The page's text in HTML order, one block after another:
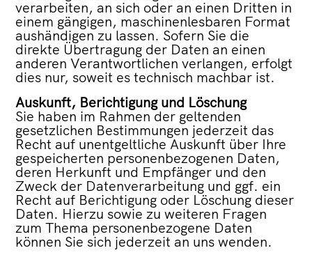
verarbeiten, an sich oder an einen Dritten in
einem gängigen, maschinenlesbaren Format
aushändigen zu lassen. Sofern Sie die
direkte Übertragung der Daten an einen
anderen Verantwortlichen verlangen, erfolgt
dies nur, soweit es technisch machbar ist.
Auskunft, Berichtigung und Löschung
Sie haben im Rahmen der geltenden
gesetzlichen Bestimmungen jederzeit das
Recht auf unentgeltliche Auskunft über Ihre
gespeicherten personenbezogenen Daten,
deren Herkunft und Empfänger und den
Zweck der Datenverarbeitung und ggf. ein
Recht auf Berichtigung oder Löschung dieser
Daten. Hierzu sowie zu weiteren Fragen
zum Thema personenbezogene Daten
können Sie sich jederzeit an uns wenden.